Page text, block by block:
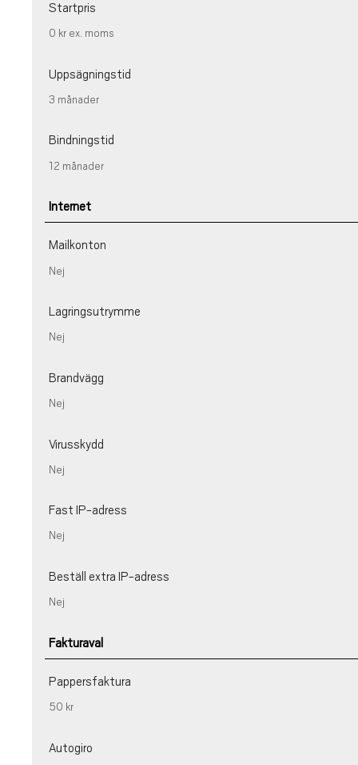
Startpris
0 kr ex. moms
Uppsägningstid
3 månader
Bindningstid
12 månader
Internet
Mailkonton
Nej
Lagringsutrymme
Nej
Brandvägg
Nej
Virusskydd
Nej
Fast IP-adress
Nej
Beställ extra IP-adress
Nej
Fakturaval
Pappersfaktura
50 kr
Autogiro